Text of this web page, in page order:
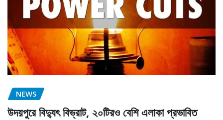
NEWS
উদয়পুরে বিদ্যুৎ বিভ্রাট, ২০টিরও বেশি এলাকা প্রভাবিত